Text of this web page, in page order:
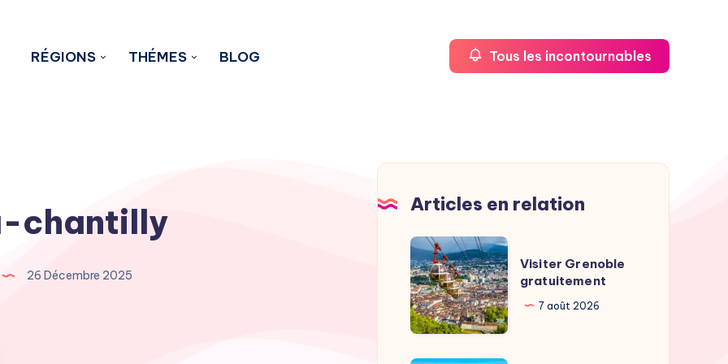
RÉGIONS THÉMES BLOG Tous les incontournables
chantilly
26 Décembre 2025
Articles en relation
Visiter
Grenoble
gratuitement
Visiter Grenoble
gratuitement
7 août 2026